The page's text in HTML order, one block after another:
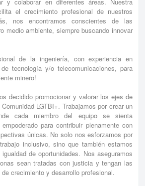
el crecimiento profesional de nuestros
nos encontramos conscientes de las
medio ambiente, siempre buscando innovar
de la ingeniería, con experiencia en
tecnología y/o telecomunicaciones, para
minero!
decidido promocionar y valorar los ejes de
LGTBI+. Trabajamos por crear un
cada miembro del equipo se sienta
para contribuir plenamente con
únicas. No solo nos esforzamos por
inclusivo, sino que también estamos
de oportunidades. Nos aseguramos
sean tratadas con justicia y tengan las
crecimiento y desarrollo profesional.